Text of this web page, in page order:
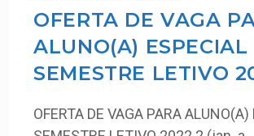
OFERTA DE VAGA
ALUNO(A) ESPECIAL
SEMESTRE LETIVO
OFERTA DE VAGA PARA